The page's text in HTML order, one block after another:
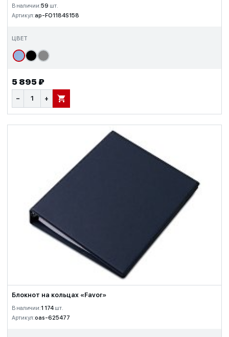
В наличии:59 шт.
Артикул:ap-FO1184S158
ЦВЕТ
5 895 ₽
− + В КОРЗИНУ
Блокнот на кольцах «Favor»
В наличии:1 174 шт.
Артикул:oas-625477